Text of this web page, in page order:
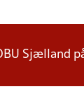
Sjælland